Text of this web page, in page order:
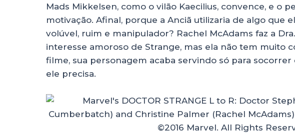
Mads Mikkelsen, como o vilão Kaecilius, convence, e o
motivação. Afinal, porque a Anciã utilizaria de algo que
volúvel, ruim e manipulador? Rachel McAdams faz a
interesse amoroso de Strange, mas ela não tem muito
filme, sua personagem acaba servindo só para
ele precisa.